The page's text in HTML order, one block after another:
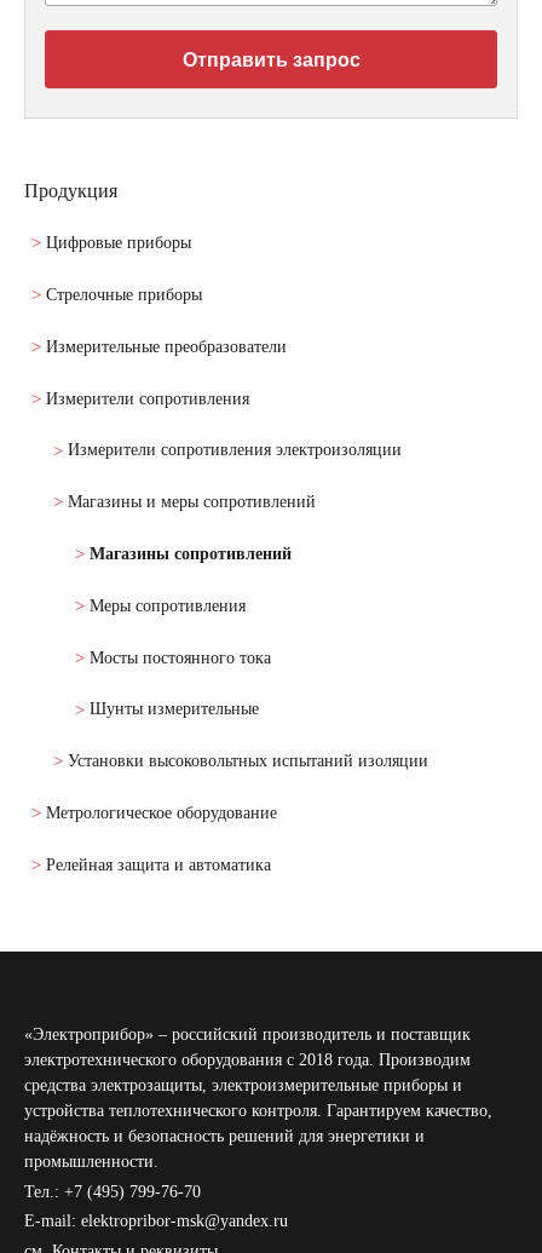
Отправить запрос
Продукция
Цифровые приборы
Стрелочные приборы
Измерительные преобразователи
Измерители сопротивления
Измерители сопротивления электроизоляции
Магазины и меры сопротивлений
Магазины сопротивлений
Меры сопротивления
Мосты постоянного тока
Шунты измерительные
Установки высоковольтных испытаний изоляции
Метрологическое оборудование
Релейная защита и автоматика
«Электроприбор» – российский производитель и поставщик
электротехнического оборудования с 2018 года. Производим
средства электрозащиты, электроизмерительные приборы и
устройства теплотехнического контроля. Гарантируем качество,
надёжность и безопасность решений для энергетики и
промышленности.
Тел.: +7 (495) 799-76-70
E-mail: elektropribor-msk@yandex.ru